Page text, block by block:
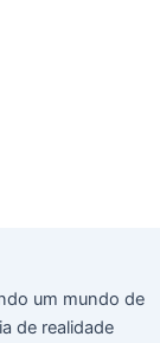
um mundo de
de realidade